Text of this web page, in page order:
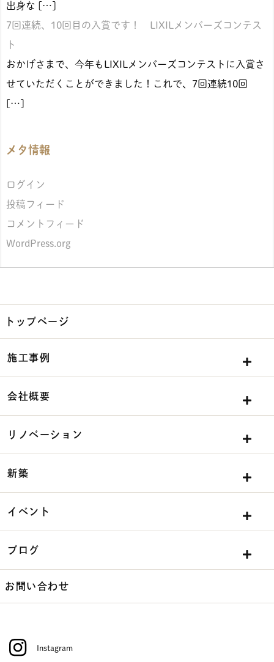
出身な […]
7回連続、10回目の入賞です！ LIXILメンバーズコンテス
ト
おかげさまで、今年もLIXILメンバーズコンテストに入賞さ
せていただくことができました！これで、7回連続10回
[…]
メタ情報
ログイン
投稿フィード
コメントフィード
WordPress.org
トップページ
施工事例
会社概要
リノベーション
新築
イベント
ブログ
お問い合わせ
Instagram